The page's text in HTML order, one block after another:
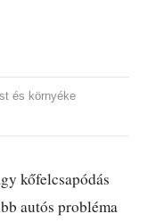
és környéke
kőfelcsapódás
autós probléma